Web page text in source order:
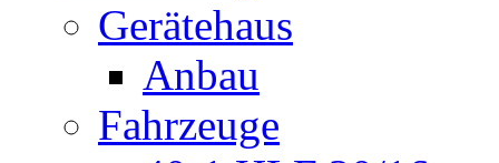
Gerätehaus
Anbau
Fahrzeuge